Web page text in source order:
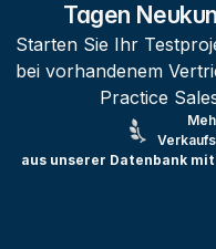
Tagen
Starten Sie Ihr
bei vorhandenem
Practice
aus unserer Datenbank